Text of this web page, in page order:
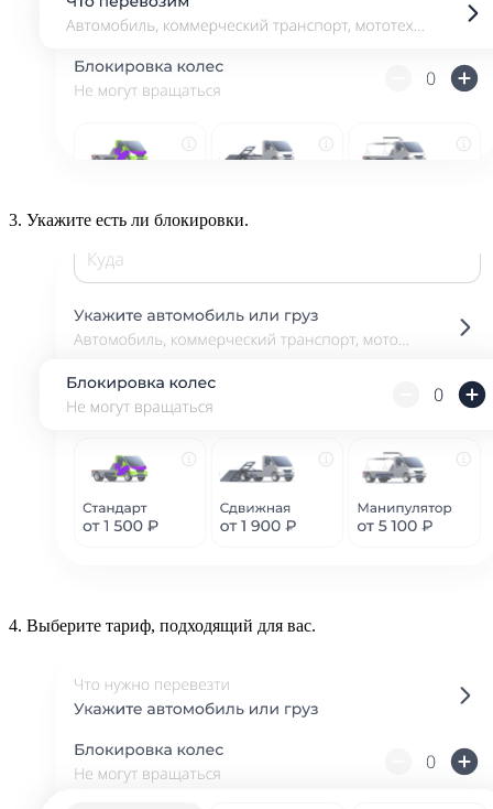
3. Укажите есть ли блокировки.
4. Выберите тариф, подходящий для вас.